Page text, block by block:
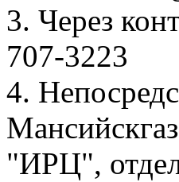
3. Через
707-3223
4.
"ИРЦ",